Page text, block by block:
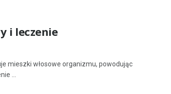
i leczenie
mieszki włosowe organizmu, powodując
...